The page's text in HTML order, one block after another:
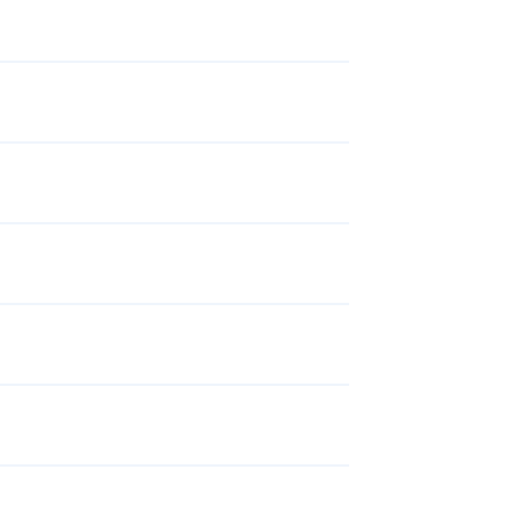
Unidos. Juega sus otros juegos de